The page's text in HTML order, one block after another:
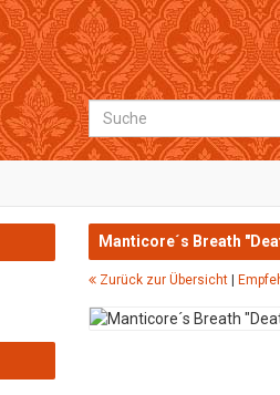
Suche
Manticore´s Breath
Zurück zur Übersicht|